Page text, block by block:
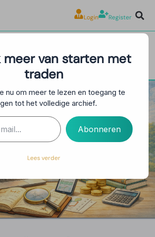
Login Register
Reward Ratio: De
Regel van
Trading
meer van starten met
traden
nu om meer te lezen en toegang te
tot het volledige archief.
Abonneren
Lees verder